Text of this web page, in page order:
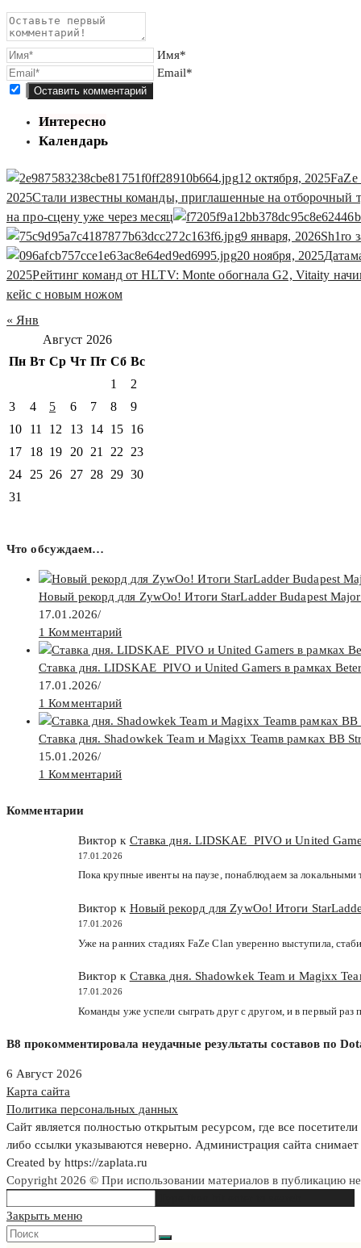
Имя*
Email*
Интересно
Календарь
12 октября, 2025FaZe
2025Стали известны команды, приглашенные на отборочный
на про-сцену уже через месяц
9 января, 2026Sh1ro
20 ноября, 2025
2025Рейтинг команд от HLTV: Monte обогнала G2, Vitaity
кейс с новым ножом
« Янв
Август 2026
Пн Вт Ср Чт Пт Сб Вс
1
2
3
4 5 6 7 8
9
10
11 12 13 14 15 16
17
18 19 20 21 22
23
24
25 26 27 28 29 30
31
Что обсуждаем…
Новый рекорд для ZywOo! Итоги StarLadder Budapest
17.01.2026/
1 Комментарий
Ставка дня. LIDSKAE_PIVO и United Gamers в рамках
17.01.2026/
1 Комментарий
Ставка дня. Shadowkek Team и Magixx Teamв рамках BB
15.01.2026/
1 Комментарий
Комментарии
Виктор к Ставка дня. LIDSKAE_PIVO и United
17.01.2026
Пока крупные ивенты на паузе, понаблюдаем за локальными
Виктор к Новый рекорд для ZywOo! Итоги
17.01.2026
Уже на ранних стадиях FaZe Clan уверенно выступила,
Виктор к Ставка дня. Shadowkek Team и Magixx
17.01.2026
Команды уже успели сыграть друг с другом, и в первый
B8 прокомментировала неудачные результаты составов по
6 Август 2026
Карта сайта
Политика персональных данных
Сайт является полностью открытым ресурсом, где все
либо ссылки указываются неверно. Администрация сайта
Created by https://zaplata.ru
Copyright 2026 © При использовании материалов в публикацию
this
website
Закрыть меню